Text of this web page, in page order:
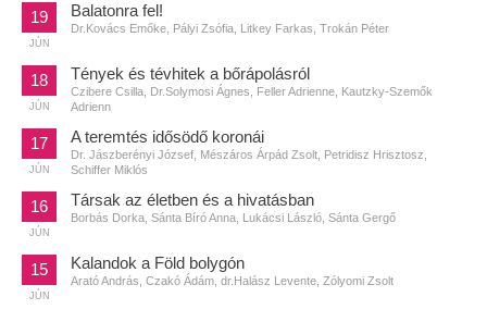
19
JÚN
Balatonra fel!
Dr.Kovács Emőke, Pályi Zsófia, Litkey Farkas, Trokán Péter
18
JÚN
Tények és tévhitek a bőrápolásról
Czibere Csilla, Dr.Solymosi Ágnes, Feller Adrienne, Kautzky-Szemők
Adrienn
17
JÚN
A teremtés idősödő koronái
Dr. Jászberényi József, Mészáros Árpád Zsolt, Petridisz Hrisztosz,
Schiffer Miklós
16
JÚN
Társak az életben és a hivatásban
Borbás Dorka, Sánta Bíró Anna, Lukácsi László, Sánta Gergő
15
JÚN
Kalandok a Föld bolygón
Arató András, Czakó Ádám, dr.Halász Levente, Zólyomi Zsolt